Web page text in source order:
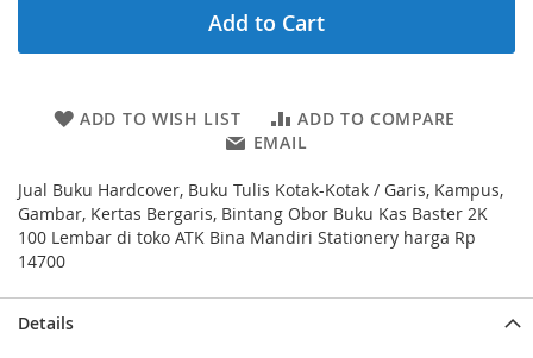
Add to Cart
ADD TO WISH LIST
ADD TO COMPARE
EMAIL
Jual Buku Hardcover, Buku Tulis Kotak-Kotak / Garis, Kampus,
Gambar, Kertas Bergaris, Bintang Obor Buku Kas Baster 2K
100 Lembar di toko ATK Bina Mandiri Stationery harga Rp
14700
Details